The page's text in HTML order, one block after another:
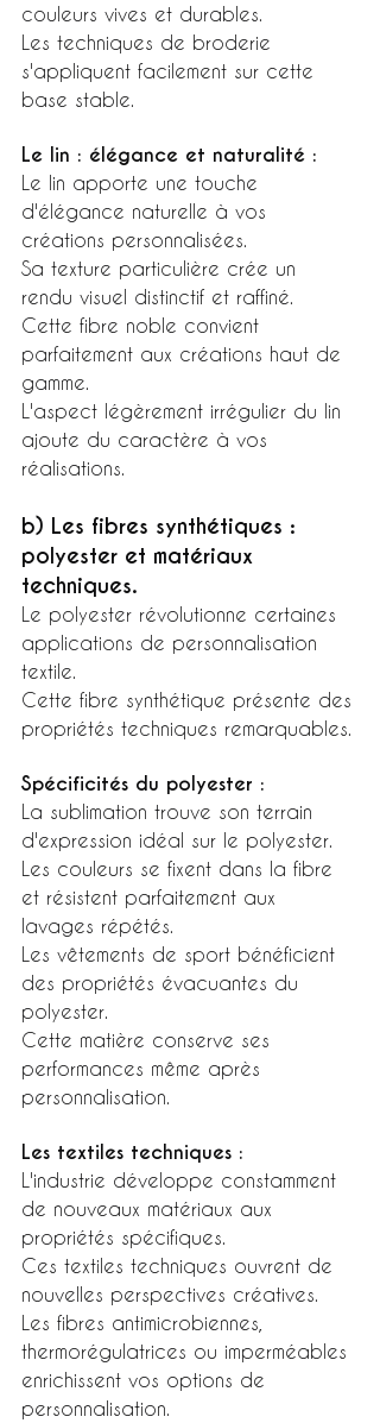
couleurs vives et durables.
Les techniques de broderie
s'appliquent facilement sur cette
base stable.
Le lin : élégance et naturalité :
Le lin apporte une touche
d'élégance naturelle à vos
créations personnalisées.
Sa texture particulière crée un
rendu visuel distinctif et raffiné.
Cette fibre noble convient
parfaitement aux créations haut de
gamme.
L'aspect légèrement irrégulier du lin
ajoute du caractère à vos
réalisations.
b) Les fibres synthétiques :
polyester et matériaux
techniques.
Le polyester révolutionne certaines
applications de personnalisation
textile.
Cette fibre synthétique présente des
propriétés techniques remarquables.
Spécificités du polyester :
La sublimation trouve son terrain
d'expression idéal sur le polyester.
Les couleurs se fixent dans la fibre
et résistent parfaitement aux
lavages répétés.
Les vêtements de sport bénéficient
des propriétés évacuantes du
polyester.
Cette matière conserve ses
performances même après
personnalisation.
Les textiles techniques :
L'industrie développe constamment
de nouveaux matériaux aux
propriétés spécifiques.
Ces textiles techniques ouvrent de
nouvelles perspectives créatives.
Les fibres antimicrobiennes,
thermorégulatrices ou imperméables
enrichissent vos options de
personnalisation.